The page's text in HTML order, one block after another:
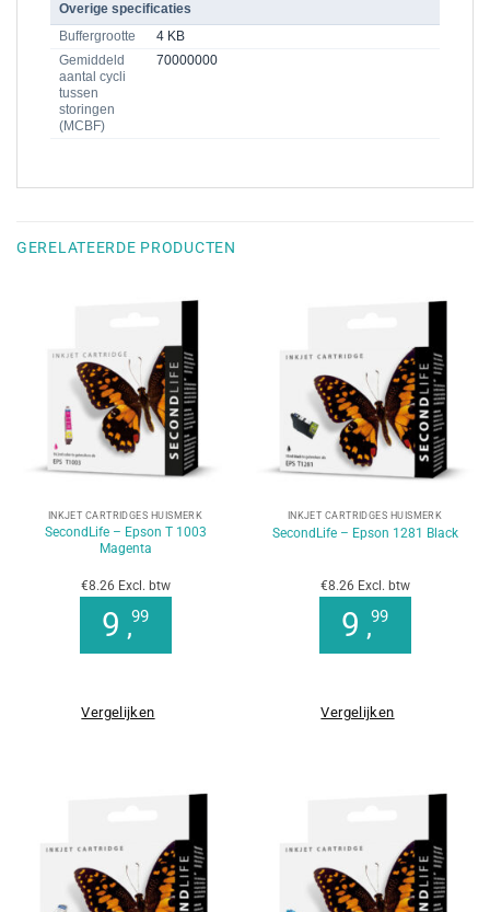
Overige specificaties
Buffergrootte
4 KB
Gemiddeld
aantal cycli
tussen
storingen
(MCBF)
70000000
GERELATEERDE PRODUCTEN
INKJET CARTRIDGES HUISMERK
SecondLife – Epson T 1003
Magenta
€8.26 Excl. btw
9 ,99
Vergelijken
INKJET CARTRIDGES HUISMERK
SecondLife – Epson 1281 Black
€8.26 Excl. btw
9 ,99
Vergelijken